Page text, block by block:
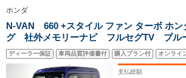
ホンダ
N-VAN 660 +スタイル ファン ターボ ホン
グ 社外メモリーナビ フルセグTV ブ
バックカメラ ETC車載器 LEDオートラ
ハイビーム 禁煙車 USB充電 ホンダセ
マートキー リモコンエンスタ 誤発進抑
ディーラー保証 車両品質評価書付 購入プラン付 オンライ
支払総額